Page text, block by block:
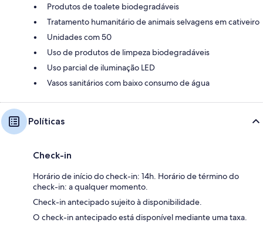
Produtos de toalete biodegradáveis
Tratamento humanitário de animais selvagens em cativeiro
Unidades com 50
Uso de produtos de limpeza biodegradáveis
Uso parcial de iluminação LED
Vasos sanitários com baixo consumo de água
Políticas
Check-in
Horário de início do check-in: 14h. Horário de término do
check-in: a qualquer momento.
Check-in antecipado sujeito à disponibilidade.
O check-in antecipado está disponível mediante uma taxa.